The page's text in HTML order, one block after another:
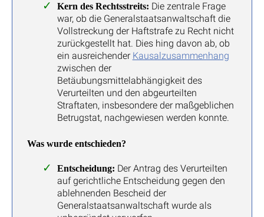
Kern des Rechtsstreits: Die zentrale Frage
war, ob die Generalstaatsanwaltschaft die
Vollstreckung der Haftstrafe zu Recht nicht
zurückgestellt hat. Dies hing davon ab, ob
ein ausreichender Kausalzusammenhang
zwischen der
Betäubungsmittelabhängigkeit des
Verurteilten und den abgeurteilten
Straftaten, insbesondere der maßgeblichen
Betrugstat, nachgewiesen werden konnte.
Was wurde entschieden?
Entscheidung: Der Antrag des Verurteilten
auf gerichtliche Entscheidung gegen den
ablehnenden Bescheid der
Generalstaatsanwaltschaft wurde als